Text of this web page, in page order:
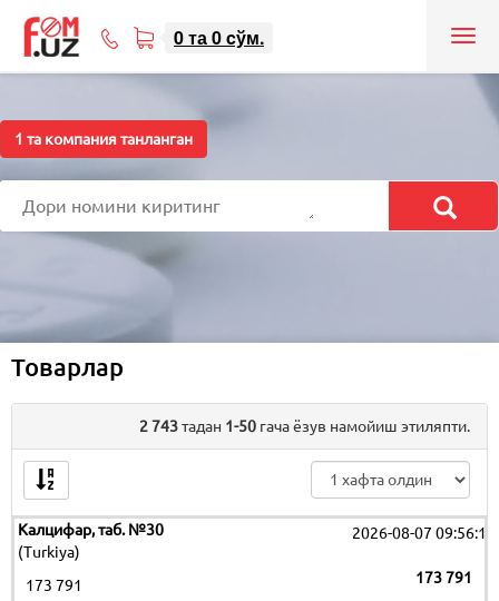
0та0cўм.
207-
08
1 та компания танланган
Товарлар
2 743тадан 1-50 гача ёзув намойиш этиляпти.
Калцифар, таб. №30
(Turkiya)
2026-08-07 09:56:12
173 791
173 791